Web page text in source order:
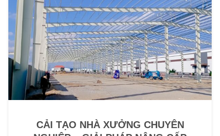
CẢI TẠO NHÀ XƯỞNG CHUYÊN